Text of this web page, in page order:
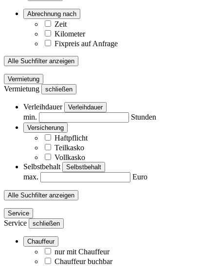
Abrechnung nach
Zeit
Kilometer
Fixpreis auf Anfrage
Alle Suchfilter anzeigen
Vermietung
Vermietung schließen
Verleihdauer Verleihdauer
min. Stunden
Versicherung
Haftpflicht
Teilkasko
Vollkasko
Selbstbehalt
Selbstbehalt
max. Euro
Alle Suchfilter anzeigen
Service
Service schließen
Chauffeur
nur mit Chauffeur
Chauffeur buchbar